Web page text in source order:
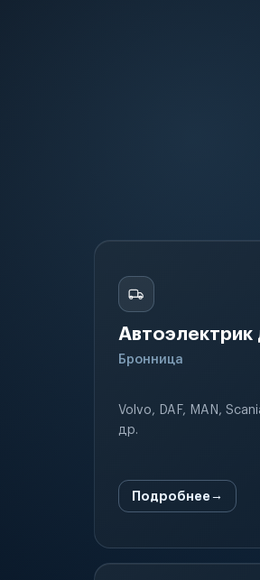
Автоэлектрик
Бронница
Volvo, DAF, MAN,
др.
Подробнее